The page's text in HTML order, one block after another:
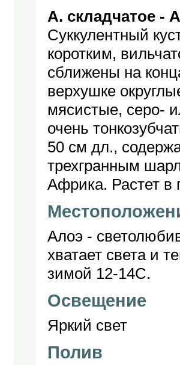
А. складчатое -
Суккулентный
коротким,
сближены на
верхушке
мясистые, серо-
очень
50 см дл.,
трехгранным
Африка. Растет в
Алоэ -
хватает света и
зимой 12-14С.
Освещение
Яркий свет
Полив